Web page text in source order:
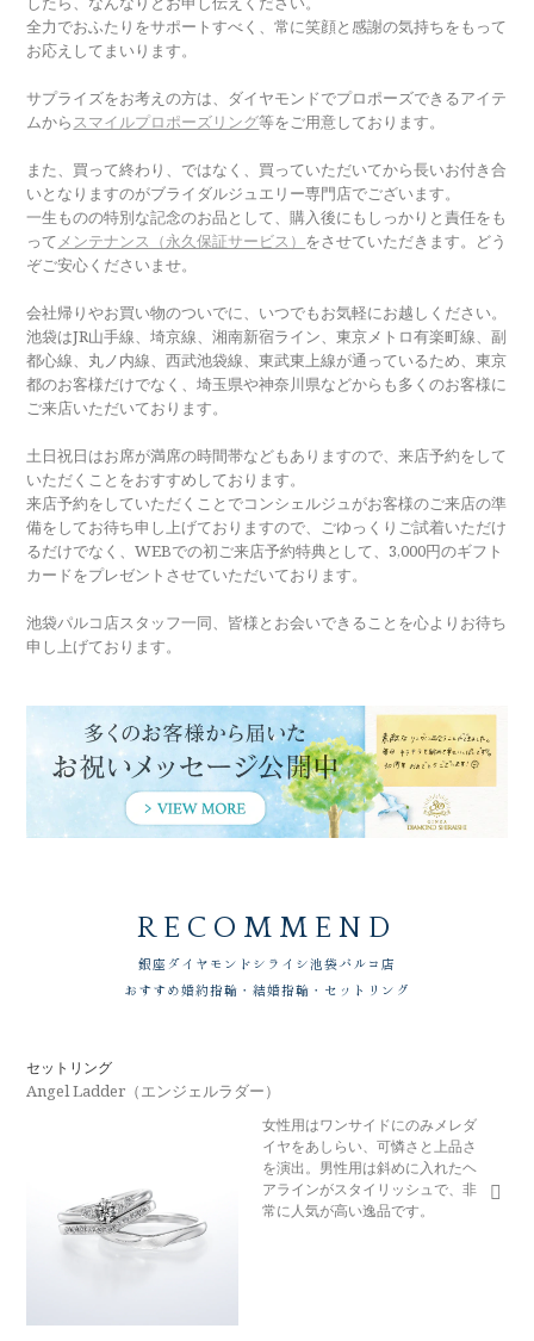
全力でおふたりをサポートすべく、常に笑顔と感謝の気持ちをもって
お応えしてまいります。
サプライズをお考えの方は、ダイヤモンドでプロポーズできるアイテ
ムからスマイルプロポーズリング等をご用意しております。
また、買って終わり、ではなく、買っていただいてから長いお付き合
いとなりますのがブライダルジュエリー専門店でございます。
一生ものの特別な記念のお品として、購入後にもしっかりと責任をも
ってメンテナンス（永久保証サービス） をさせていただきます。どう
ぞご安心くださいませ。
会社帰りやお買い物のついでに、いつでもお気軽にお越しください。
池袋はJR山手線、埼京線、湘南新宿ライン、東京メトロ有楽町線、副
都心線、丸ノ内線、西武池袋線、東武東上線が通っているため、東京
都のお客様だけでなく、埼玉県や神奈川県などからも多くのお客様に
ご来店いただいております。
土日祝日はお席が満席の時間帯などもありますので、来店予約をして
いただくことをおすすめしております。
来店予約をしていただくことでコンシェルジュがお客様のご来店の準
備をしてお待ち申し上げておりますので、ごゆっくりご試着いただけ
るだけでなく、WEBでの初ご来店予約特典として、3,000円のギフト
カードをプレゼントさせていただいております。
池袋パルコ店スタッフ一同、皆様とお会いできることを心よりお待ち
申し上げております。
RECOMMEND
銀座ダイヤモンドシライシ池袋パルコ店
おすすめ婚約指輪・結婚指輪・セットリング
セットリング
Angel Ladder（エンジェルラダー）
女性用はワンサイドにのみメレダ
イヤをあしらい、可憐さと上品さ
を演出。男性用は斜めに入れたヘ
アラインがスタイリッシュで、非
常に人気が高い逸品です。